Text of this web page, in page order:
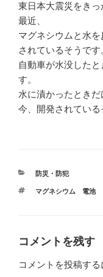
東日本大震災をきっ
最近、
マグネシウムと水
されているそうです
自動車が水没した
す。
水に漬かったとき
今、開発されている
カ
ゴ
防災・防犯
タ
マグネシウム 電池
コメントを残す
コメントを投稿する